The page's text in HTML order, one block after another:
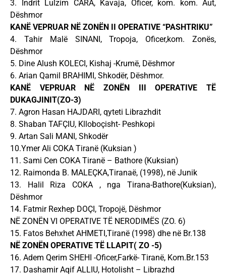
3. Indrit Lulzim CARA, Kavaja, Oficer, kom. kom. Aut,
Dëshmor
KANË VEPRUAR NË ZONËN II OPERATIVE “PASHTRIKU”
4. Tahir Malë SINANI, Tropoja, Oficer,kom. Zonës,
Dëshmor
5. Dine Alush KOLECI, Kishaj -Krumë, Dëshmor
6. Arian Qamil BRAHIMI, Shkodër, Dëshmor.
KANË VEPRUAR NË ZONËN III OPERATIVE TË
DUKAGJINIT(ZO-3)
7. Agron Hasan HAJDARI, qyteti Librazhdit
8. Shaban TAFÇIU, Klloboçisht- Peshkopi
9. Artan Sali MANI, Shkodër
10.Ymer Ali COKA Tiranë (Kuksian )
11. Sami Cen COKA Tiranë – Bathore (Kuksian)
12. Raimonda B. MALEÇKA,Tiranaë, (1998), në Junik
13. Halil Riza COKA , nga Tirana-Bathore(Kuksian),
Dëshmor
14. Fatmir Rexhep DOÇI, Tropojë, Dëshmor
NË ZONËN VI OPERATIVE TË NERODIMËS (ZO. 6)
15. Fatos Behxhet AHMETI,Tiranë (1998) dhe në Br.138
NË ZONËN OPERATIVE TË LLAPIT( ZO -5)
16. Adem Qerim SHEHI -Oficer,Farkë- Tiranë, Kom.Br.153
17. Dashamir Aqif ALLIU, Hotolisht – Librazhd